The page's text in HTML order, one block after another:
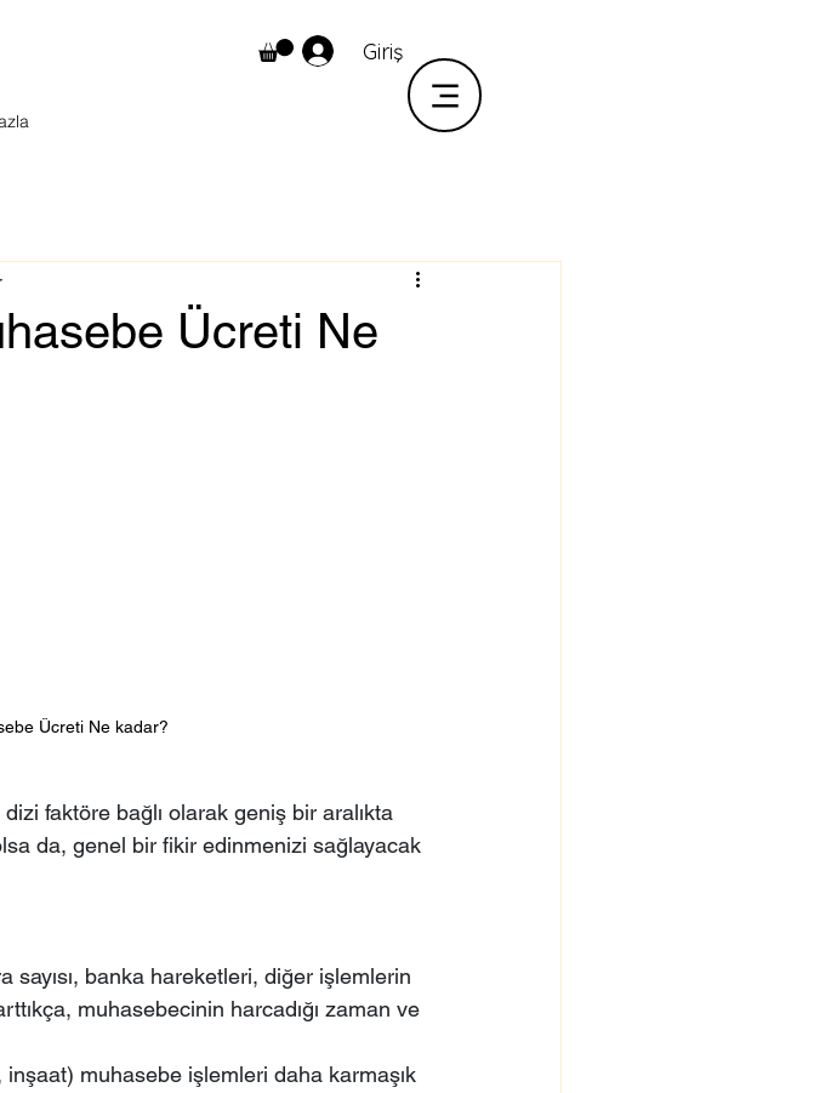
Giriş
Ücreti Ne
Ücreti Ne kadar?
faktöre bağlı olarak geniş bir aralıkta
da, genel bir fikir edinmenizi sağlayacak
sayısı, banka hareketleri, diğer işlemlerin
muhasebecinin harcadığı zaman ve
muhasebe işlemleri daha karmaşık